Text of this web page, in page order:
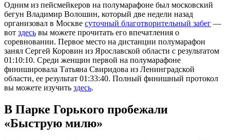
Одним из пейсмейкеров на полумарафоне был московский
бегун Владимир Волошин, который две недели назад
организовал в Москве суточный благотворительный забег —
вот здесь вы можете прочитать его впечатления о
соревновании. Первое место на дистанции полумарафон
занял Сергей Коровин из Ярославской области с результатом
01:10:10. Среди женщин первой на полумарафоне
финишировала Татьяна Свиридова из Ленинградской
области, ее результат 01:33:40. Полный финишный протокол
вы можете изучить здесь.
В Парке Горького пробежали
«Быструю милю»